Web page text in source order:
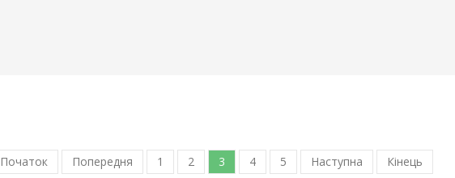
Початок Попередня 1 2 3 4 5 Наступна Кінець